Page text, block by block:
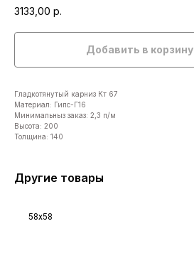
3133,00 р.
Добавить в корзину
Гладкотянутый карниз Кт 67
Материал: Гипс-Г16
Минимальныз заказ: 2,3 п/м
Высота: 200
Толщина: 140
Другие товары
58x58